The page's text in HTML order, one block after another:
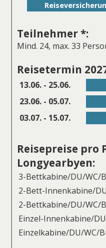
Teilnehmer *:
Mind. 24, max. 33
Reisetermin
13.06. - 25.06.
23.06. - 05.07.
03.07. - 15.07.
Reisepreise pro
Longyearbyen:
3-Bettkabine/DU/WC/
2-Bett-Innenkabine/
2-Bettkabine/DU/WC/
Einzel-Innenkabine/
Einzelkabine/DU/WC/